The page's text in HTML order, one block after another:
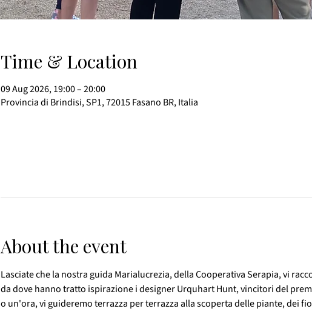
Time & Location
09 Aug 2026, 19:00 – 20:00
Provincia di Brindisi, SP1, 72015 Fasano BR, Italia
About the event
Lasciate che la nostra guida Marialucrezia, della Cooperativa Serapia, vi
da dove hanno tratto ispirazione i designer Urquhart Hunt, vincitori del
o un'ora, vi guideremo terrazza per terrazza alla scoperta delle piante, dei